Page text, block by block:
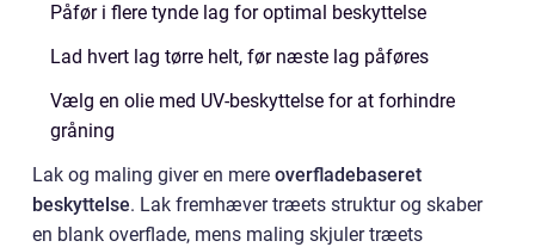
Påfør i flere tynde lag for optimal beskyttelse
Lad hvert lag tørre helt, før næste lag påføres
Vælg en olie med UV-beskyttelse for at forhindre
gråning
Lak og maling giver en mere overfladebaseret
beskyttelse. Lak fremhæver træets struktur og skaber
en blank overflade, mens maling skjuler træets